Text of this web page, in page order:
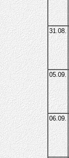
31.08.
05.09.
06.09.